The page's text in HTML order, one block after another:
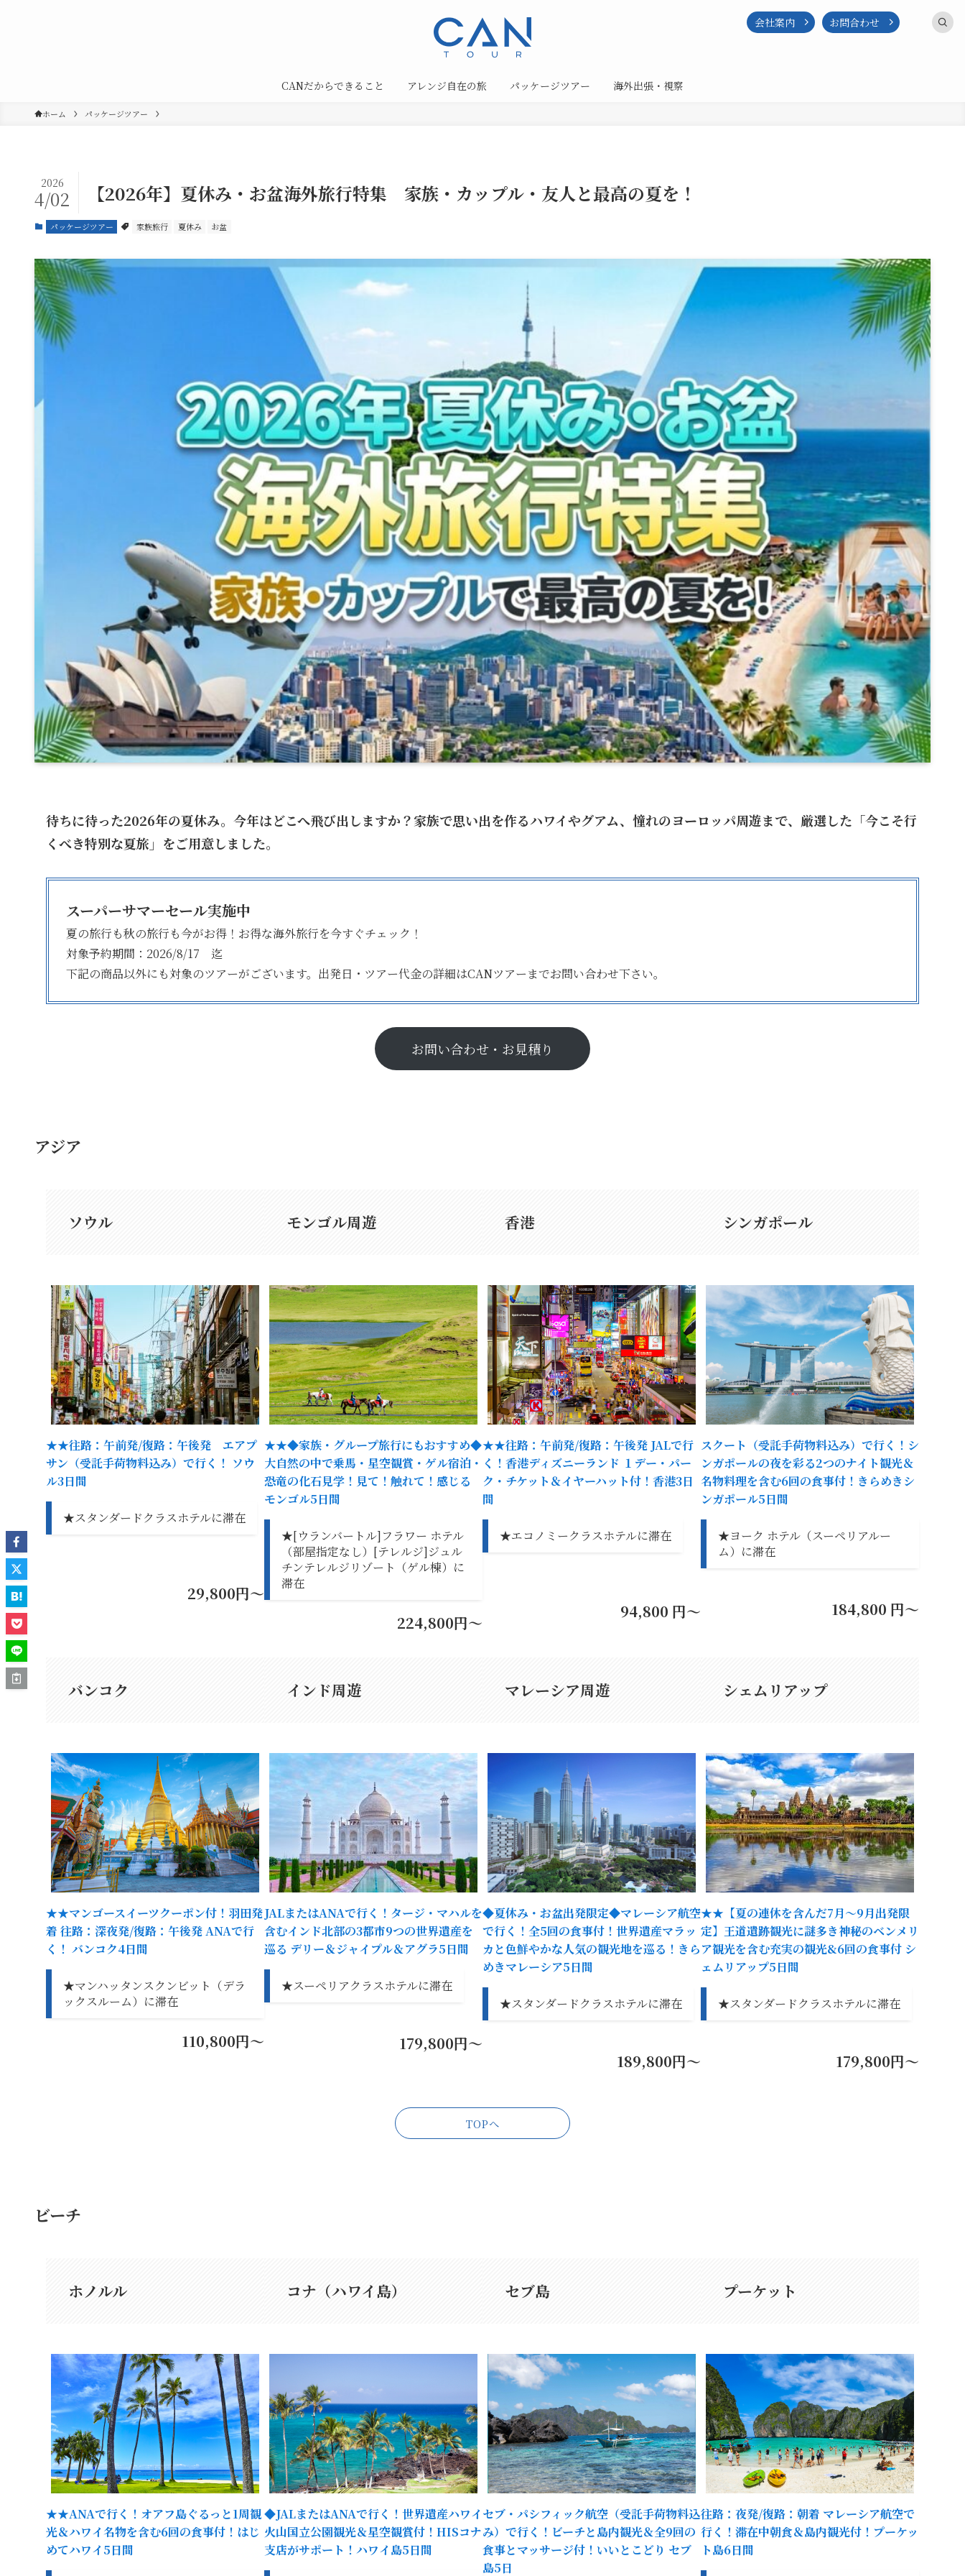
CANだからできること アレンジ自在の旅 パッケージツアー 海外出張・視察
会社案内 お問合わせ
ホーム パッケージツアー
【2026年】夏休み・お盆海外旅行特集 家族・カップル・友人と最高の夏を！
2026
4/02
パッケージツアー 家族旅行 夏休み お盆
待ちに待った2026年の夏休み。今年はどこへ飛び出しますか？家族で思い出を作るハワイやグアム、憧れのヨーロッパ周遊まで、厳選した「今こそ行
くべき特別な夏旅」をご用意しました。
スーパーサマーセール実施中
夏の旅行も秋の旅行も今がお得！お得な海外旅行を今すぐチェック！
対象予約期間：2026/8/17 迄
下記の商品以外にも対象のツアーがございます。出発日・ツアー代金の詳細はCANツアーまでお問い合わせ下さい。
お問い合わせ・お見積り
アジア
ソウル
★★往路：午前発/復路：午後発 エアプ
サン（受託手荷物料込み）で行く！ ソウ
ル3日間
★スタンダードクラスホテルに滞在
29,800円～
モンゴル周遊
★★◆家族・グループ旅行にもおすすめ◆
大自然の中で乗馬・星空観賞・ゲル宿泊・
恐竜の化石見学！見て！触れて！感じる
モンゴル5日間
★[ウランバートル]フラワー ホテル
（部屋指定なし）[テレルジ]ジュル
チンテレルジリゾート（ゲル棟）に
滞在
224,800円～
香港
★★往路：午前発/復路：午後発 JALで行
く！香港ディズニーランド １デー・パー
ク・チケット＆イヤーハット付！香港3日
間
★エコノミークラスホテルに滞在
94,800 円～
シンガポール
スクート（受託手荷物料込み）で行く！シ
ンガポールの夜を彩る2つのナイト観光＆
名物料理を含む6回の食事付！きらめきシ
ンガポール5日間
★ヨーク ホテル（スーペリアルー
ム）に滞在
184,800 円～
バンコク
★★マンゴースイーツクーポン付！羽田発
着 往路：深夜発/復路：午後発 ANAで行
く！ バンコク4日間
★マンハッタンスクンビット（デラ
ックスルーム）に滞在
110,800円～
インド周遊
JALまたはANAで行く！タージ・マハルを
含むインド北部の3都市9つの世界遺産を
巡る デリー＆ジャイプル＆アグラ5日間
★スーペリアクラスホテルに滞在
179,800円～
マレーシア周遊
◆夏休み・お盆出発限定◆マレーシア航空
で行く！全5回の食事付！世界遺産マラッ
カと色鮮やかな人気の観光地を巡る！きら
めきマレーシア5日間
★スタンダードクラスホテルに滞在
189,800円～
シェムリアップ
★★【夏の連休を含んだ7月～9月出発限
定】王道遺跡観光に謎多き神秘のベンメリ
ア観光を含む充実の観光&6回の食事付 シ
ェムリアップ5日間
★スタンダードクラスホテルに滞在
179,800円～
TOPへ
ビーチ
ホノルル
★★ANAで行く！オアフ島ぐるっと1周観
光＆ハワイ名物を含む6回の食事付！はじ
めてハワイ5日間
コナ（ハワイ島）
◆JALまたはANAで行く！世界遺産ハワイ
火山国立公園観光＆星空観賞付！HISコナ
支店がサポート！ハワイ島5日間
セブ島
セブ・パシフィック航空（受託手荷物料込
み）で行く！ビーチと島内観光＆全9回の
食事とマッサージ付！いいとこどり セブ
島5日
プーケット
往路：夜発/復路：朝着 マレーシア航空で
行く！滞在中朝食＆島内観光付！プーケッ
ト島6日間